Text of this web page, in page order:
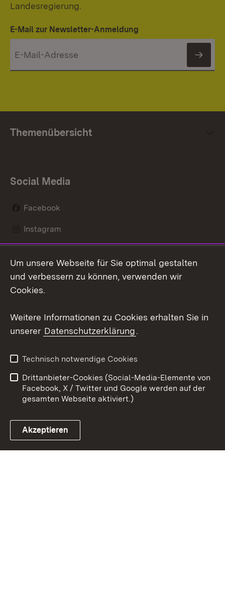
Landesregierung.
E-Mail zur Newsletter-Anmeldung
Themenübersicht
Social Media
Facebook
Instagram
Mastodon
Youtube
Link zum Landesportal
Kontakt
Datenschutz
Barrierefreiheit
Impressum Cookies
Um unsere Webseite für Sie optimal gestalten
und verbessern zu können, verwenden wir
Cookies.
Weitere Informationen zu Cookies erhalten Sie in
unserer Datenschutzerklärung.
Technisch notwendige Cookies
Drittanbieter-Cookies (Social-Media-Elemente von
Facebook, X / Twitter und Google werden auf der
gesamten Webseite aktiviert.)
Akzeptieren